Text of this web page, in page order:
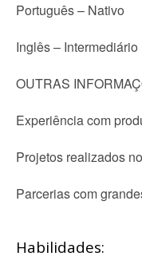
Português – Nativo
Inglês – Intermediário
OUTRAS
Experiência com
Projetos realizados
Parcerias com
Habilidades: